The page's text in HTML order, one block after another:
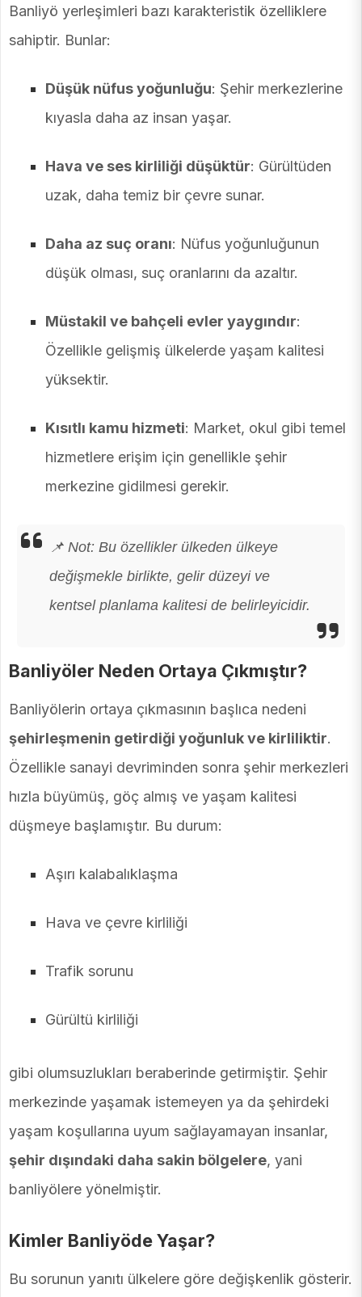
Banliyö yerleşimleri bazı karakteristik özelliklere
sahiptir. Bunlar:
Düşük nüfus yoğunluğu: Şehir merkezlerine
kıyasla daha az insan yaşar.
Hava ve ses kirliliği düşüktür: Gürültüden
uzak, daha temiz bir çevre sunar.
Daha az suç oranı: Nüfus yoğunluğunun
düşük olması, suç oranlarını da azaltır.
Müstakil ve bahçeli evler yaygındır:
Özellikle gelişmiş ülkelerde yaşam kalitesi
yüksektir.
Kısıtlı kamu hizmeti: Market, okul gibi temel
hizmetlere erişim için genellikle şehir
merkezine gidilmesi gerekir.
📌 Not: Bu özellikler ülkeden ülkeye
değişmekle birlikte, gelir düzeyi ve
kentsel planlama kalitesi de belirleyicidir.
Banliyöler Neden Ortaya Çıkmıştır?
Banliyölerin ortaya çıkmasının başlıca nedeni
şehirleşmenin getirdiği yoğunluk ve kirliliktir.
Özellikle sanayi devriminden sonra şehir merkezleri
hızla büyümüş, göç almış ve yaşam kalitesi
düşmeye başlamıştır. Bu durum:
Aşırı kalabalıklaşma
Hava ve çevre kirliliği
Trafik sorunu
Gürültü kirliliği
gibi olumsuzlukları beraberinde getirmiştir. Şehir
merkezinde yaşamak istemeyen ya da şehirdeki
yaşam koşullarına uyum sağlayamayan insanlar,
şehir dışındaki daha sakin bölgelere, yani
banliyölere yönelmiştir.
Kimler Banliyöde Yaşar?
Bu sorunun yanıtı ülkelere göre değişkenlik gösterir.